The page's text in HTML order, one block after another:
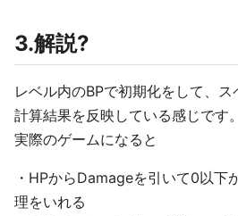
3.解説?
レベル内のBPで初期化をして、
計算結果を反映している感じです。
実際のゲームになると
・HPからDamageを引いて0以下
理をいれる